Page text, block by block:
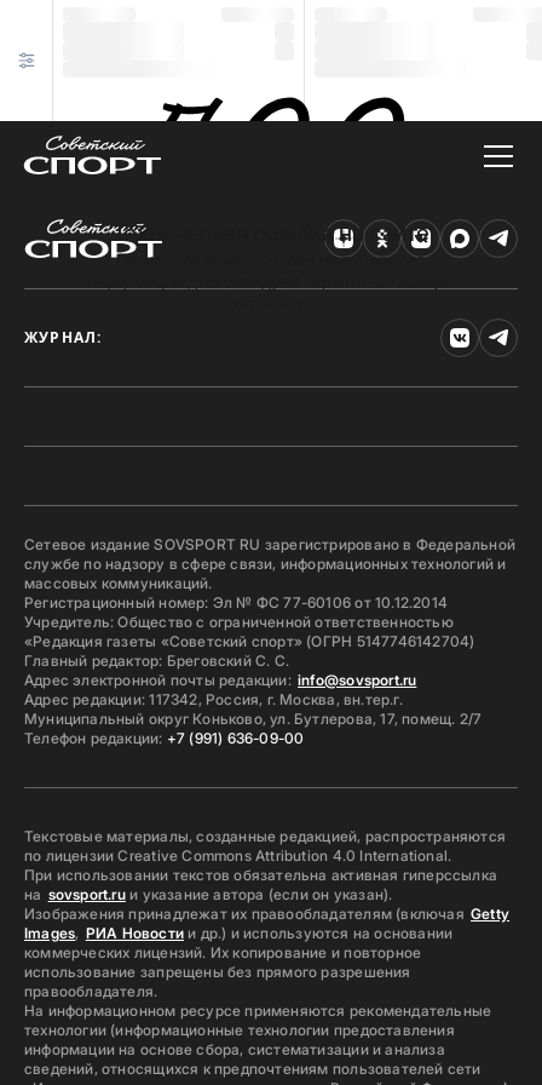
Техническая ошибка на сайте
Произошла ошибка. Чтобы найти нужную
ЖУРНАЛ:
Сетевое издание SOVSPORT RU зарегистрировано в Федеральной
службе по надзору в сфере связи, информационных технологий и
массовых коммуникаций.
Регистрационный номер: Эл № ФС 77-60106 от 10.12.2014
Учредитель: Общество с ограниченной ответственностью
«Редакция газеты «Советский спорт» (ОГРН 5147746142704)
Главный редактор: Бреговский С. С.
Адрес электронной почты редакции: info@sovsport.ru
Адрес редакции: 117342, Россия, г. Москва, вн.тер.г.
Муниципальный округ Коньково, ул. Бутлерова, 17, помещ. 2/7
Телефон редакции: +7 (991) 636-09-00
Текстовые материалы, созданные редакцией, распространяются
по лицензии Creative Commons Attribution 4.0 International.
При использовании текстов обязательна активная гиперссылка
на sovsport.ruи указание автора (если он указан).
Изображения принадлежат их правообладателям (включая Getty
Images, РИА Новостии др.) и используются на основании
коммерческих лицензий. Их копирование и повторное
использование запрещены без прямого разрешения
правообладателя.
На информационном ресурсе применяются рекомендательные
технологии (информационные технологии предоставления
информации на основе сбора, систематизации и анализа
сведений, относящихся к предпочтениям пользователей сети